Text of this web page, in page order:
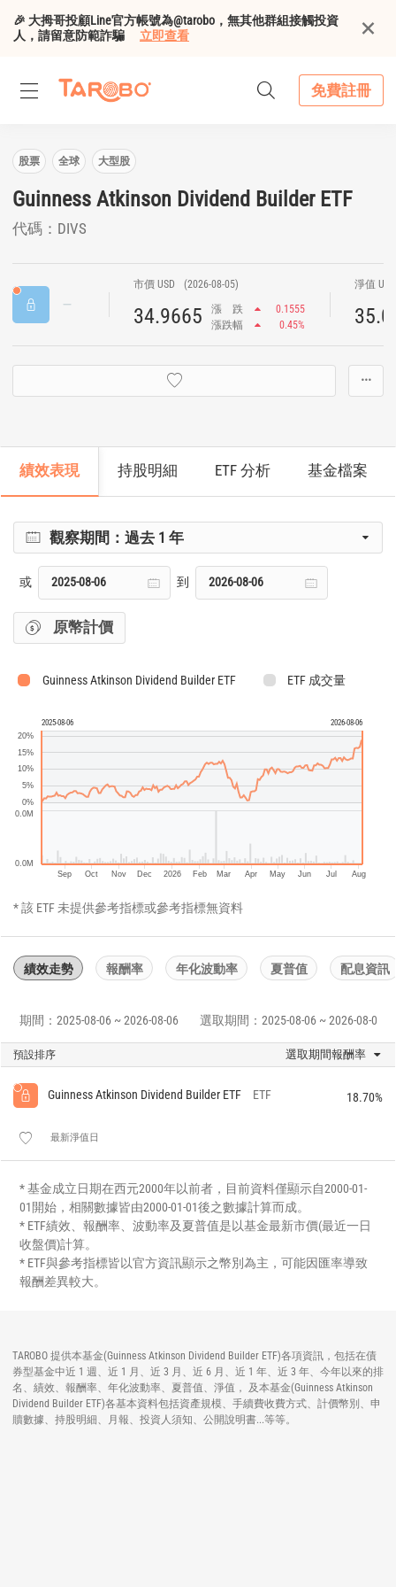
🎉 大拇哥投顧Line官方帳號為@tarobo，無其他群組接觸投資
人，請留意防範詐騙
立即查看
免費註冊
股票 全球 大型股
Guinness Atkinson Dividend Builder ETF
代碼：DIVS
市價 USD (2026-08-05)
34.9665 漲 跌
0.1555
漲跌幅
0.45%
淨值
···
績效表現 持股明細 ETF 分析 基金檔案
觀察期間：過去 1 年
或 到
原幣計價
Guinness Atkinson Dividend Builder ETF ETF 成交量
2025-08-06 2026-08-06
Sep Oct Nov Dec 2026 Feb Mar Apr May Jun Jul Aug
0.0M
0.0M
0%
5%
10%
15%
20%
* 該 ETF 未提供參考指標或參考指標無資料
績效走勢 報酬率 年化波動率 夏普值 配息資訊
期間：2025-08-06 ~ 2026-08-06 選取期間：2025-08-06 ~ 2026-08-06
預設排序 選取期間報酬率
Guinness Atkinson Dividend Builder ETF ETF 18.70%
最新淨值日
* 基金成立日期在西元2000年以前者，目前資料僅顯示自2000-01-
01開始，相關數據皆由2000-01-01後之數據計算而成。
* ETF績效、報酬率、波動率及夏普值是以基金最新市價(最近一日
收盤價)計算。
* ETF與參考指標皆以官方資訊顯示之幣別為主，可能因匯率導致
報酬差異較大。
TAROBO 提供本基金(Guinness Atkinson Dividend Builder ETF)各項資訊，包括在債
券型基金中近 1 週、近 1 月、近 3 月、近 6 月、近 1 年、近 3 年、今年以來的排
名、績效、報酬率、年化波動率、夏普值、淨值， 及本基金(Guinness Atkinson
Dividend Builder ETF)各基本資料包括資產規模、手續費收費方式、計價幣別、申
贖數據、持股明細、月報、投資人須知、公開說明書...等等。